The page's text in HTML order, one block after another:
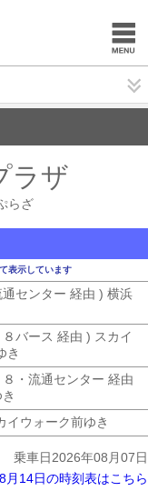
ラザ
らざ
表示しています
通センター 経由 ) 横浜
８バース 経由 ) スカイ
き
８・流通センター 経由
イウォーク前ゆき
乗車日2026年08月07日
14日の時刻表はこちら